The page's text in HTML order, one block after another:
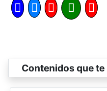
Contenidos que